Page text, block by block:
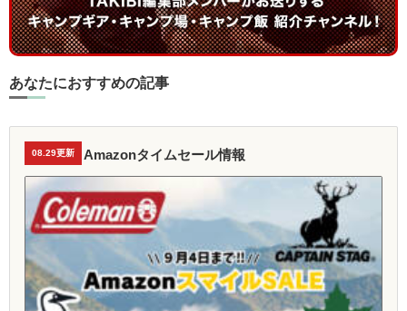
あなたにおすすめの記事
08.29更新 Amazonタイムセール情報